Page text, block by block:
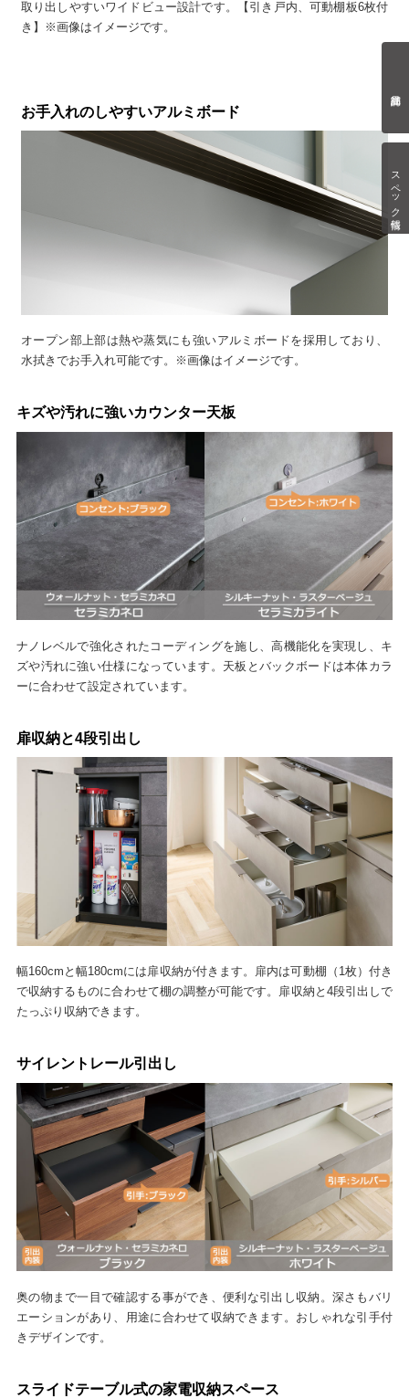
スペック情報
取り出しやすいワイドビュー設計です。【引き戸内、可動棚板6枚付
き】※画像はイメージです。
お手入れのしやすいアルミボード
オープン部上部は熱や蒸気にも強いアルミボードを採用しており、
水拭きでお手入れ可能です。※画像はイメージです。
キズや汚れに強いカウンター天板
ナノレベルで強化されたコーディングを施し、高機能化を実現し、キ
ズや汚れに強い仕様になっています。天板とバックボードは本体カラ
ーに合わせて設定されています。
扉収納と4段引出し
幅160cmと幅180cmには扉収納が付きます。扉内は可動棚（1枚）付き
で収納するものに合わせて棚の調整が可能です。扉収納と4段引出しで
たっぷり収納できます。
サイレントレール引出し
奥の物まで一目で確認する事ができ、便利な引出し収納。深さもバリ
エーションがあり、用途に合わせて収納できます。おしゃれな引手付
きデザインです。
スライドテーブル式の家電収納スペース